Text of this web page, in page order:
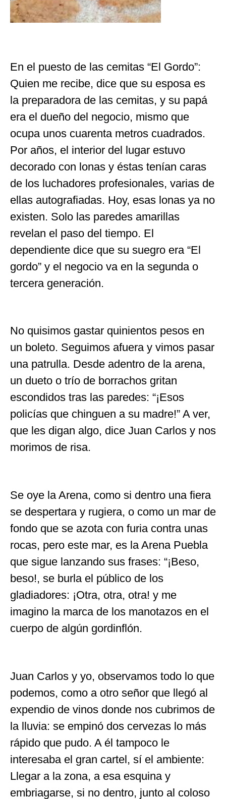
En el puesto de las cemitas “El Gordo”:
Quien me recibe, dice que su esposa es
la preparadora de las cemitas, y su papá
era el dueño del negocio, mismo que
ocupa unos cuarenta metros cuadrados.
Por años, el interior del lugar estuvo
decorado con lonas y éstas tenían caras
de los luchadores profesionales, varias de
ellas autografiadas. Hoy, esas lonas ya no
existen. Solo las paredes amarillas
revelan el paso del tiempo. El
dependiente dice que su suegro era “El
gordo” y el negocio va en la segunda o
tercera generación.
No quisimos gastar quinientos pesos en
un boleto. Seguimos afuera y vimos pasar
una patrulla. Desde adentro de la arena,
un dueto o trío de borrachos gritan
escondidos tras las paredes: “¡Esos
policías que chinguen a su madre!” A ver,
que les digan algo, dice Juan Carlos y nos
morimos de risa.
Se oye la Arena, como si dentro una fiera
se despertara y rugiera, o como un mar de
fondo que se azota con furia contra unas
rocas, pero este mar, es la Arena Puebla
que sigue lanzando sus frases: “¡Beso,
beso!, se burla el público de los
gladiadores: ¡Otra, otra, otra! y me
imagino la marca de los manotazos en el
cuerpo de algún gordinflón.
Juan Carlos y yo, observamos todo lo que
podemos, como a otro señor que llegó al
expendio de vinos donde nos cubrimos de
la lluvia: se empinó dos cervezas lo más
rápido que pudo. A él tampoco le
interesaba el gran cartel, sí el ambiente:
Llegar a la zona, a esa esquina y
embriagarse, si no dentro, junto al coloso